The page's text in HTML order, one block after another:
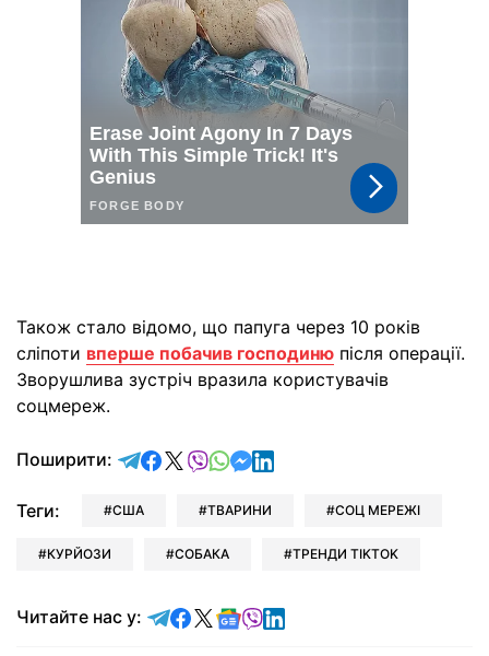
Також стало відомо, що папуга через 10 років
сліпоти вперше побачив господиню після операції.
Зворушлива зустріч вразила користувачів
соцмереж.
Поширити: відправити у Telegram
поділитись у Facebook
поділитись у X
відправити у Viber
відправити у Whatsapp
відправити у Messenger
відправити у LinkedIn
Теги: США ТВАРИНИ СОЦ МЕРЕЖІ
КУРЙОЗИ СОБАКА ТРЕНДИ TIKTOK
Читайте нас у: Читайте у Telegram
Читайте у Facebook
Читайте у X
Читайте у Google news
Читайте у Viber
Читайте у LinkedIn